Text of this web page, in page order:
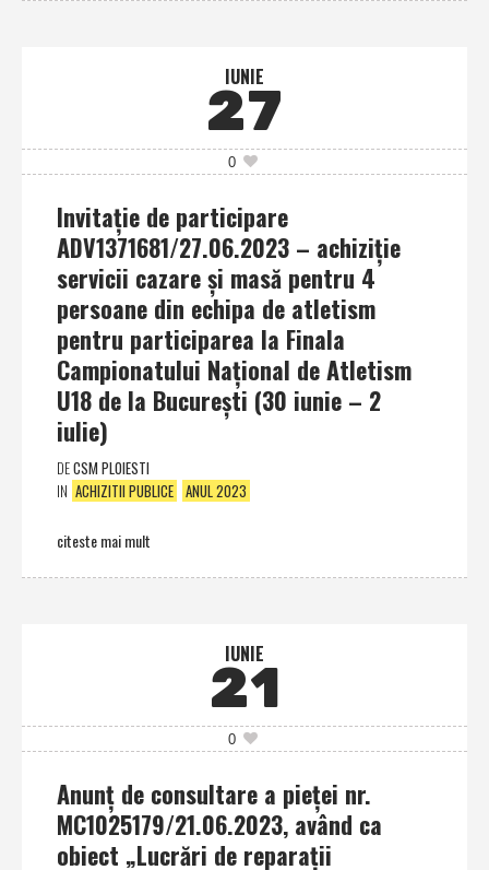
IUNIE
27
0
Invitaţie de participare
ADV1371681/27.06.2023 – achiziţie
servicii cazare şi masă pentru 4
persoane din echipa de atletism
pentru participarea la Finala
Campionatului Naţional de Atletism
U18 de la Bucureşti (30 iunie – 2
iulie)
DECSM PLOIESTI
IN ACHIZITII PUBLICE ANUL 2023
citeste mai mult
IUNIE
21
0
Anunţ de consultare a pieţei nr.
MC1025179/21.06.2023, având ca
obiect „Lucrări de reparaţii